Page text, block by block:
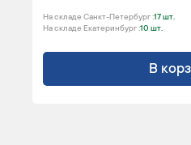
На складе Санкт-Петербург :17 шт.
На складе Екатеринбург :10 шт.
В